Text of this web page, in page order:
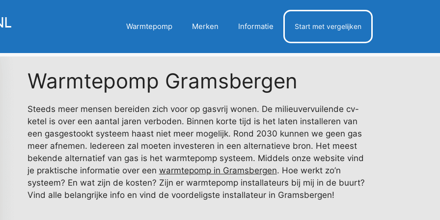
Warmtepomp Merken Informatie Start met vergelijken
Warmtepomp Gramsbergen
Steeds meer mensen bereiden zich voor op gasvrij wonen. De milieuvervuilende cv-
ketel is over een aantal jaren verboden. Binnen korte tijd is het laten installeren van
een gasgestookt systeem haast niet meer mogelijk. Rond 2030 kunnen we geen gas
meer afnemen. Iedereen zal moeten investeren in een alternatieve bron. Het meest
bekende alternatief van gas is het warmtepomp systeem. Middels onze website vind
je praktische informatie over een warmtepomp in Gramsbergen. Hoe werkt zo’n
systeem? En wat zijn de kosten? Zijn er warmtepomp installateurs bij mij in de buurt?
Vind alle belangrijke info en vind de voordeligste installateur in Gramsbergen!